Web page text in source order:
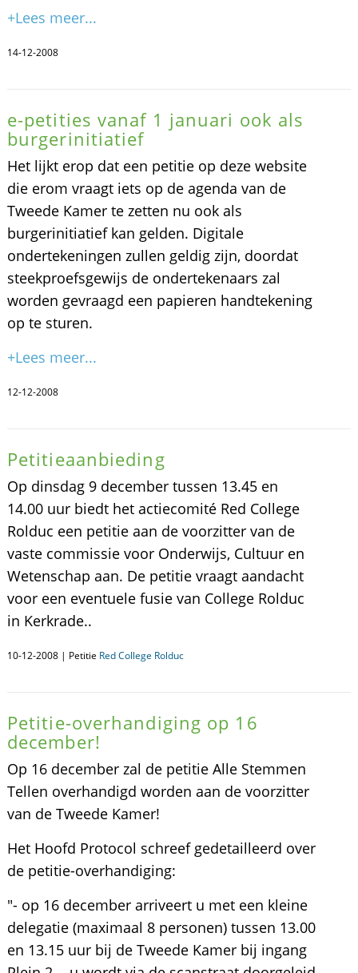
+Lees meer...
14-12-2008
e-petities vanaf 1 januari ook als
burgerinitiatief
Het lijkt erop dat een petitie op deze website
die erom vraagt iets op de agenda van de
Tweede Kamer te zetten nu ook als
burgerinitiatief kan gelden. Digitale
ondertekeningen zullen geldig zijn, doordat
steekproefsgewijs de ondertekenaars zal
worden gevraagd een papieren handtekening
op te sturen.
+Lees meer...
12-12-2008
Petitieaanbieding
Op dinsdag 9 december tussen 13.45 en
14.00 uur biedt het actiecomité Red College
Rolduc een petitie aan de voorzitter van de
vaste commissie voor Onderwijs, Cultuur en
Wetenschap aan. De petitie vraagt aandacht
voor een eventuele fusie van College Rolduc
in Kerkrade..
10-12-2008 | Petitie Red College Rolduc
Petitie-overhandiging op 16
december!
Op 16 december zal de petitie Alle Stemmen
Tellen overhandigd worden aan de voorzitter
van de Tweede Kamer!
Het Hoofd Protocol schreef gedetailleerd over
de petitie-overhandiging:
"- op 16 december arriveert u met een kleine
delegatie (maximaal 8 personen) tussen 13.00
en 13.15 uur bij de Tweede Kamer bij ingang